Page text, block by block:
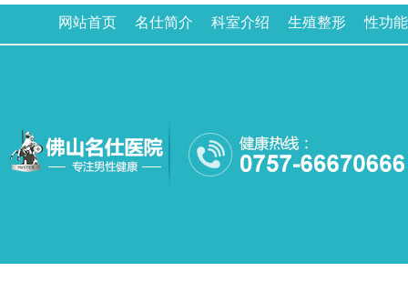
网站首页 名仕简介 科室介绍 生殖整形 性功